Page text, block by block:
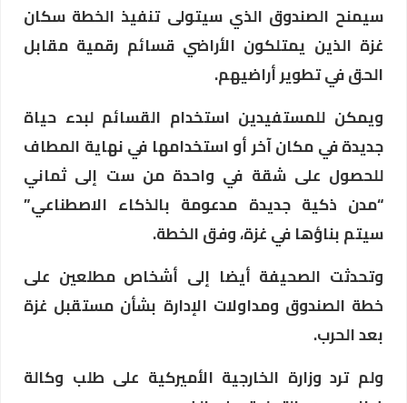
سيمنح الصندوق الذي سيتولى تنفيذ الخطة سكان
غزة الذين يمتلكون الأراضي قسائم رقمية مقابل
الحق في تطوير أراضيهم.
ويمكن للمستفيدين استخدام القسائم لبدء حياة
جديدة في مكان آخر أو استخدامها في نهاية المطاف
للحصول على شقة في واحدة من ست إلى ثماني
“مدن ذكية جديدة مدعومة بالذكاء الاصطناعي”
سيتم بناؤها في غزة، وفق الخطة.
وتحدثت الصحيفة أيضا إلى أشخاص مطلعين على
خطة الصندوق ومداولات الإدارة بشأن مستقبل غزة
بعد الحرب.
ولم ترد وزارة الخارجية الأميركية على طلب وكالة